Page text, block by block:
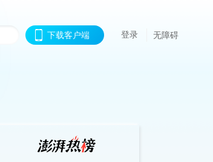
下载客户端 登录 无障碍